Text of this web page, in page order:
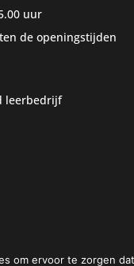
uur
de openingstijden
leerbedrijf
om ervoor te zorgen